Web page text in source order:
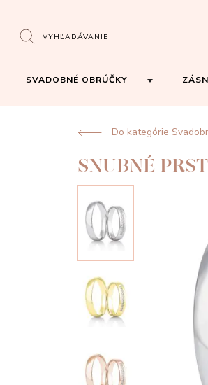
VYHĽADÁVANIE
SVADOBNÉ OBRÚČKY
Do kategórie
SNUBNÉ